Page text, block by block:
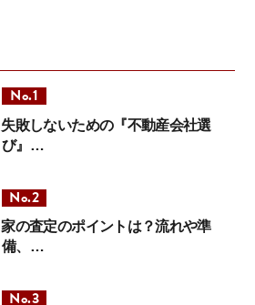
失敗しないための『不動産会社選
び』…
家の査定のポイントは？流れや準
備、…